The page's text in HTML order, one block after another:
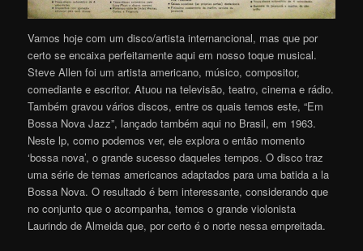
Vamos hoje com um disco/artista internancional, mas que por
certo se encaixa perfeitamente aqui em nosso toque musical.
Steve Allen foi um artista americano, músico, compositor,
comediante e escritor. Atuou na televisão, teatro, cinema e rádio.
Também gravou vários discos, entre os quais temos este, “Em
Bossa Nova Jazz”, lançado também aqui no Brasil, em 1963.
Neste lp, como podemos ver, ele explora o então momento
‘bossa nova’, o grande sucesso daqueles tempos. O disco traz
uma série de temas americanos adaptados para uma batida a la
Bossa Nova. O resultado é bem interessante, considerando que
no conjunto que o acompanha, temos o grande violonista
Laurindo de Almeida que, por certo é o norte nessa empreitada.